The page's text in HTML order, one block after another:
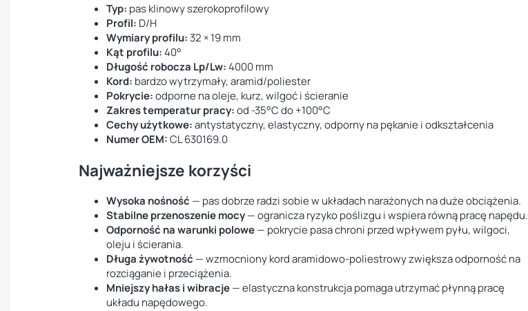
Typ: pas klinowy szerokoprofilowy
Profil: D/H
Wymiary profilu: 32 × 19 mm
Kąt profilu:40°
Długość robocza Lp/Lw:4000 mm
Kord: bardzo wytrzymały, aramid/poliester
Pokrycie:odporne na oleje, kurz, wilgoć i ścieranie
Zakres temperatur pracy:od -35°C do +100°C
Cechy użytkowe:antystatyczny, elastyczny, odporny na pękanie i odkształcenia
Numer OEM:CL 630169.0
Najważniejsze korzyści
Wysoka nośność — pas dobrze radzi sobie w układach narażonych na duże obciążenia.
Stabilne przenoszenie mocy— ogranicza ryzyko poślizgu i wspiera równą pracę napędu.
Odporność na warunki polowe— pokrycie pasa chroni przed wpływem pyłu, wilgoci,
oleju i ścierania.
Długa żywotność — wzmocniony kord aramidowo-poliestrowy zwiększa odporność na
rozciąganie i przeciążenia.
Mniejszy hałas i wibracje— elastyczna konstrukcja pomaga utrzymać płynną pracę
układu napędowego.